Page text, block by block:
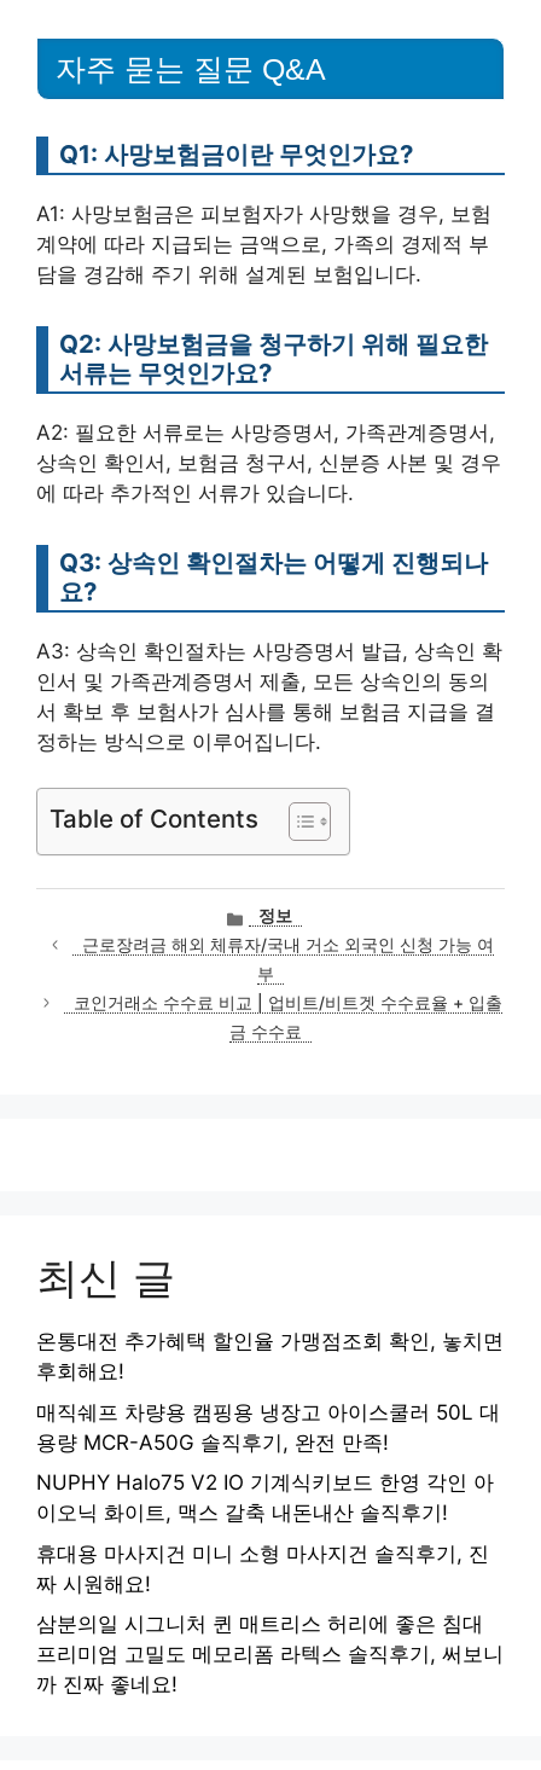
자주 묻는 질문 Q&A
Q1: 사망보험금이란 무엇인가요?
A1: 사망보험금은 피보험자가 사망했을 경우, 보험
계약에 따라 지급되는 금액으로, 가족의 경제적 부
담을 경감해 주기 위해 설계된 보험입니다.
Q2: 사망보험금을 청구하기 위해 필요한
서류는 무엇인가요?
A2: 필요한 서류로는 사망증명서, 가족관계증명서,
상속인 확인서, 보험금 청구서, 신분증 사본 및 경우
에 따라 추가적인 서류가 있습니다.
Q3: 상속인 확인절차는 어떻게 진행되나
요?
A3: 상속인 확인절차는 사망증명서 발급, 상속인 확
인서 및 가족관계증명서 제출, 모든 상속인의 동의
서 확보 후 보험사가 심사를 통해 보험금 지급을 결
정하는 방식으로 이루어집니다.
Table of Contents
카
테
고
리
정보
근로장려금 해외 체류자/국내 거소 외국인 신청 가능 여
부
코인거래소 수수료 비교 | 업비트/비트겟 수수료율 + 입출
금 수수료
최신 글
온통대전 추가혜택 할인율 가맹점조회 확인, 놓치면
후회해요!
매직쉐프 차량용 캠핑용 냉장고 아이스쿨러 50L 대
용량 MCR-A50G 솔직후기, 완전 만족!
NUPHY Halo75 V2 IO 기계식키보드 한영 각인 아
이오닉 화이트, 맥스 갈축 내돈내산 솔직후기!
휴대용 마사지건 미니 소형 마사지건 솔직후기, 진
짜 시원해요!
삼분의일 시그니처 퀸 매트리스 허리에 좋은 침대
프리미엄 고밀도 메모리폼 라텍스 솔직후기, 써보니
까 진짜 좋네요!